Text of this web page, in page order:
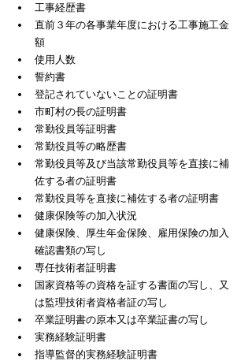
工事経歴書
直前３年の各事業年度における工事施工金
額
使用人数
誓約書
登記されていないことの証明書
市町村の長の証明書
常勤役員等証明書
常勤役員等の略歴書
常勤役員等及び当該常勤役員等を直接に補
佐する者の証明書
常勤役員等を直接に補佐する者の証明書
健康保険等の加入状況
健康保険、厚生年金保険、雇用保険の加入
確認書類の写し
専任技術者証明書
国家資格等の資格を証する書面の写し、又
は監理技術者資格者証の写し
卒業証明書の原本又は卒業証書の写し
実務経験証明書
指導監督的実務経験証明書